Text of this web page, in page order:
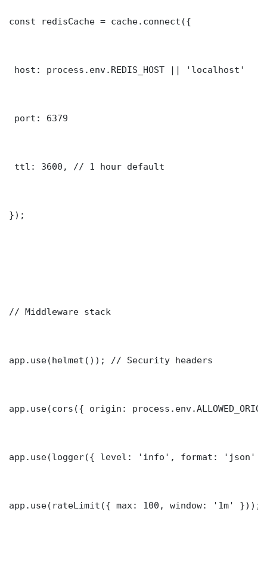
const redisCache = cache.connect({
host: process.env.REDIS_HOST || 'localhost'
port: 6379
ttl: 3600, // 1 hour default
});
// Middleware stack
app.use(helmet()); // Security headers
app.use(cors({ origin:
app.use(logger({ level: 'info', format: 'json'
app.use(rateLimit({ max: 100, window: '1m' }));